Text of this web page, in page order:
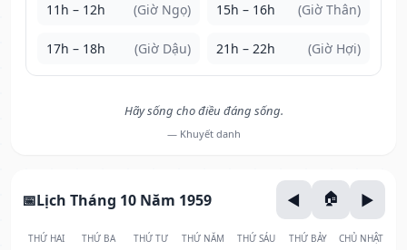
11h – 12h (Giờ Ngọ) 15h – 16h (Giờ Thân)
17h – 18h (Giờ Dậu) 21h – 22h (Giờ Hợi)
Hãy sống cho điều đáng sống.
— Khuyết danh
Lịch Tháng 10 Năm 1959
THỨ HAI THỨ BA THỨ TƯ THỨ NĂM THỨ SÁU THỨ BẢY CHỦ NHẬT